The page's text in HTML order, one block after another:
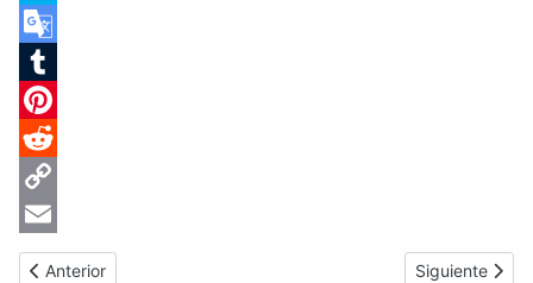
Skype
Google
Translate
Tumblr
Pinterest
Reddit
Copy
Link
Email
Artículo anterior: Gaceta Oficial de Venezuela #24059 del lunes
Anterior Artículo
Siguiente